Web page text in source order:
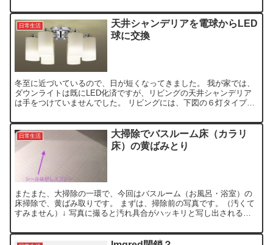
日常生活
天井シャンデリアを電球からLED
球に交換
冬至に近づいているので、日が短くなってきました。 我が家では、
ダウンライトは既にLED化済ですが、リビングの天井シャンデリア
は手をつけていませんでした。 リビングには、下図の６灯タイプの
日常生活
大掃除でバスルーム床（カラリ
床）の黄ばみとり
またまた、大掃除の一環で、今回はバスルーム（お風呂・浴室）の
床掃除で、黄ばみ取りです。 まずは、掃除前の写真です。（汚くて
すみません）↓ 写真に撮ると汚れ具合がハッキリと写し出されるの